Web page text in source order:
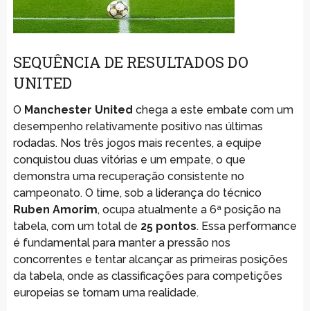
SEQUÊNCIA DE RESULTADOS DO
UNITED
O Manchester United chega a este embate com um
desempenho relativamente positivo nas últimas
rodadas. Nos três jogos mais recentes, a equipe
conquistou duas vitórias e um empate, o que
demonstra uma recuperação consistente no
campeonato. O time, sob a liderança do técnico
Ruben Amorim, ocupa atualmente a 6ª posição na
tabela, com um total de 25 pontos. Essa performance
é fundamental para manter a pressão nos
concorrentes e tentar alcançar as primeiras posições
da tabela, onde as classificações para competições
europeias se tornam uma realidade.